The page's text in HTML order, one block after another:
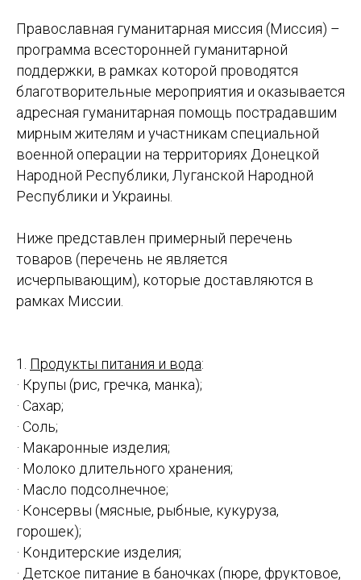
Православная гуманитарная миссия (Миссия) –
программа всесторонней гуманитарной
поддержки, в рамках которой проводятся
благотворительные мероприятия и оказывается
адресная гуманитарная помощь пострадавшим
мирным жителям и участникам специальной
военной операции на территориях Донецкой
Народной Республики, Луганской Народной
Республики и Украины.
Ниже представлен примерный перечень
товаров (перечень не является
исчерпывающим), которые доставляются в
рамках Миссии.
1. Продукты питания и вода:
· Крупы (рис, гречка, манка);
· Сахар;
· Соль;
· Макаронные изделия;
· Молоко длительного хранения;
· Масло подсолнечное;
· Консервы (мясные, рыбные, кукуруза,
горошек);
· Кондитерские изделия;
· Детское питание в баночках (пюре, фруктовое,